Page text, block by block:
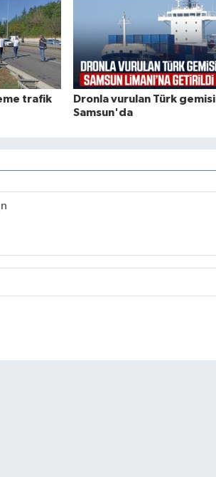
trafik
Dronla vurulan Türk gemisi
Samsun'da